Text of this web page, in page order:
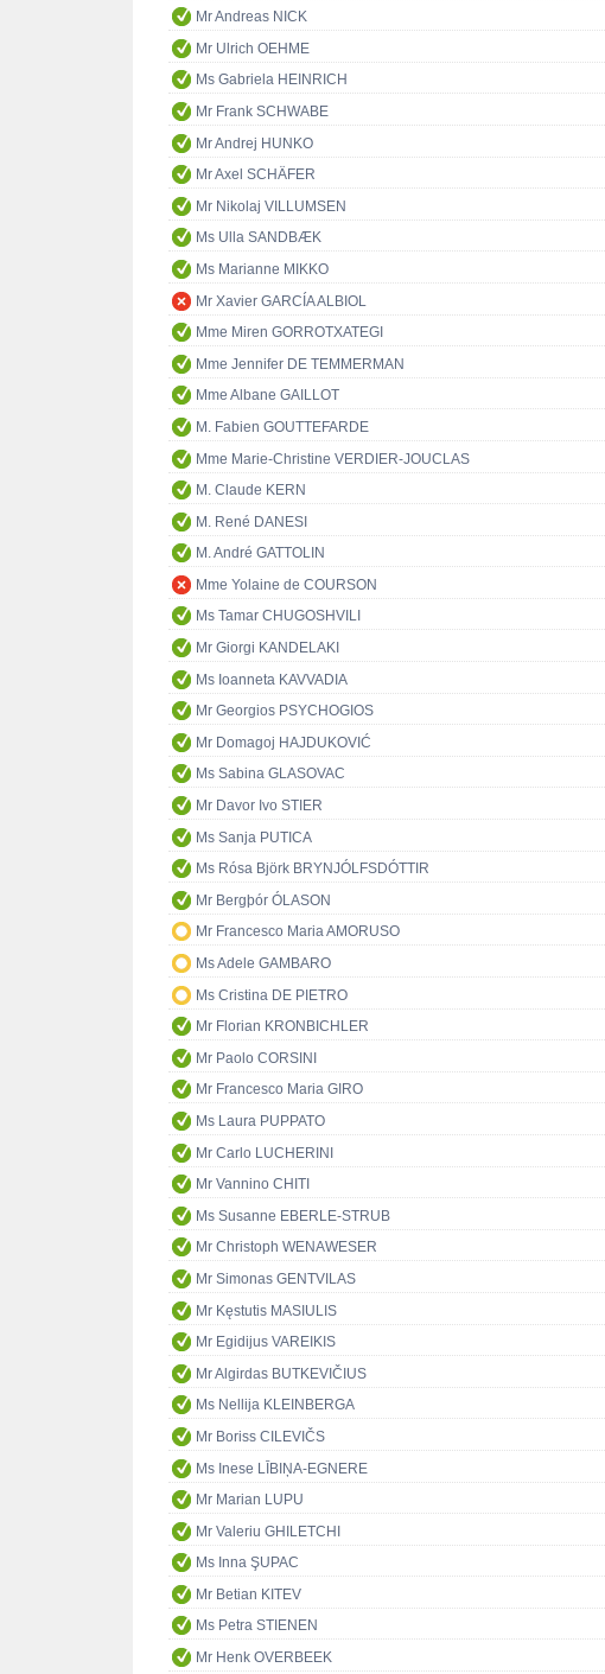
Mr Andreas NICK
Mr Ulrich OEHME
Ms Gabriela HEINRICH
Mr Frank SCHWABE
Mr Andrej HUNKO
Mr Axel SCHÄFER
Mr Nikolaj VILLUMSEN
Ms Ulla SANDBÆK
Ms Marianne MIKKO
Mr Xavier GARCÍA ALBIOL
Mme Miren GORROTXATEGI
Mme Jennifer DE TEMMERMAN
Mme Albane GAILLOT
M. Fabien GOUTTEFARDE
Mme Marie-Christine VERDIER-JOUCLAS
M. Claude KERN
M. René DANESI
M. André GATTOLIN
Mme Yolaine de COURSON
Ms Tamar CHUGOSHVILI
Mr Giorgi KANDELAKI
Ms Ioanneta KAVVADIA
Mr Georgios PSYCHOGIOS
Mr Domagoj HAJDUKOVIĆ
Ms Sabina GLASOVAC
Mr Davor Ivo STIER
Ms Sanja PUTICA
Ms Rósa Björk BRYNJÓLFSDÓTTIR
Mr Bergþór ÓLASON
Mr Francesco Maria AMORUSO
Ms Adele GAMBARO
Ms Cristina DE PIETRO
Mr Florian KRONBICHLER
Mr Paolo CORSINI
Mr Francesco Maria GIRO
Ms Laura PUPPATO
Mr Carlo LUCHERINI
Mr Vannino CHITI
Ms Susanne EBERLE-STRUB
Mr Christoph WENAWESER
Mr Simonas GENTVILAS
Mr Kęstutis MASIULIS
Mr Egidijus VAREIKIS
Mr Algirdas BUTKEVIČIUS
Ms Nellija KLEINBERGA
Mr Boriss CILEVIČS
Ms Inese LĪBIŅA-EGNERE
Mr Marian LUPU
Mr Valeriu GHILETCHI
Ms Inna ŞUPAC
Mr Betian KITEV
Ms Petra STIENEN
Mr Henk OVERBEEK